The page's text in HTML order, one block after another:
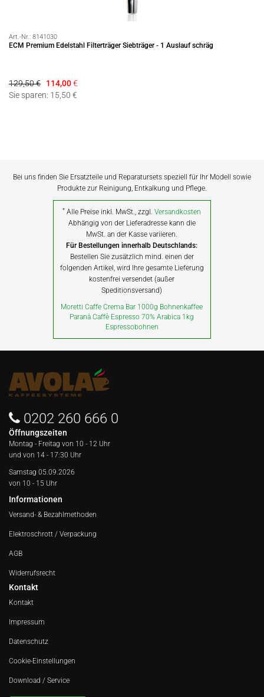
Art.-Nr.: 8141030
ECM Premium Edelstahl Filterträger Siebträger - 1 Auslauf schräg
129,50 € 114,00€
Sie sparen: 15,50 €
Bei uns finden Sie Ersatzteile und Reparatursets speziell für Ihr Modell sowie
Produkte zur Reinigung, Entkalkung und Pflege.
* Alle Preise inkl. MwSt., zzgl.Versandkosten
Abhängig von der Lieferadresse kann die
MwSt. an der Kasse variieren.
Für Bestellungen innerhalb Deutschlands:
Bestellen Sie zusätzlich mind. einen der
folgenden Artikel, wird Ihre gesamte Lieferung
kostenfrei versendet (außer
Speditionsversand)
Moretti Caffe Crema Bar 1000g Bohnenkaffee
Paranà Caffè Espresso 70% Arabica 1kg
Espressobohnen
0202 260 666 0
Öffnungszeiten
Montag - Freitag von 10 - 12 Uhr
und von 14 - 17:30 Uhr
Samstag 05.09.2026
von 10 - 15 Uhr
Informationen
Versand- & Bezahlmethoden
Elektroschrott / Verpackung
AGB
Widerrufsrecht
Kontakt
Kontakt
Impressum
Datenschutz
Cookie-Einstellungen
Download / Service